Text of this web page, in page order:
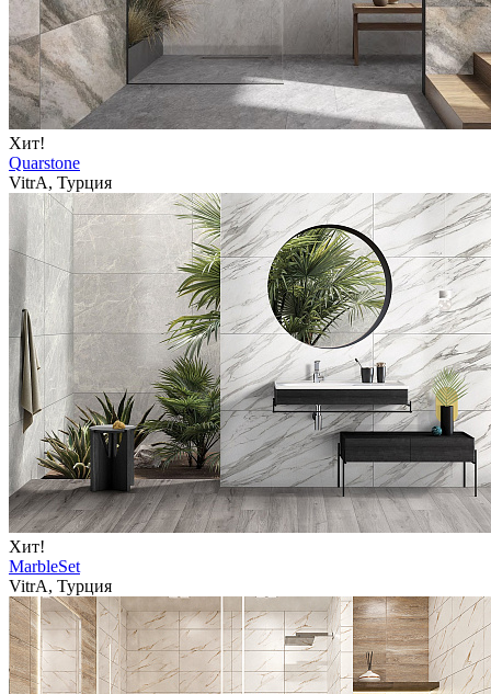
Хит!
Quarstone
VitrA, Турция
Хит!
MarbleSet
VitrA, Турция